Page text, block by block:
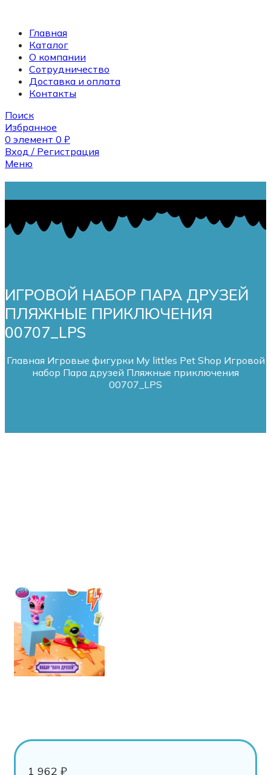
Главная
Каталог
О компании
Сотрудничество
Доставка и оплата
Контакты
Поиск
Избранное
0 элемент 0 ₽
Вход / Регистрация
Меню
0элемент 0₽
ИГРОВОЙ НАБОР ПАРА ДРУЗЕЙ
ПЛЯЖНЫЕ ПРИКЛЮЧЕНИЯ
00707_LPS
Главная Игровые фигурки My littles Pet Shop Игровой
набор Пара друзей Пляжные приключения
00707_LPS
1 962 ₽